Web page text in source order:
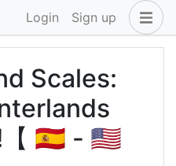
Login Sign up
Scales:
🇪🇸 - 🇺🇸